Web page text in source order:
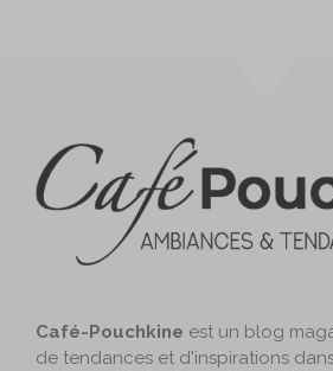
Café-Pouchkine est un blog
de tendances et d'inspirations